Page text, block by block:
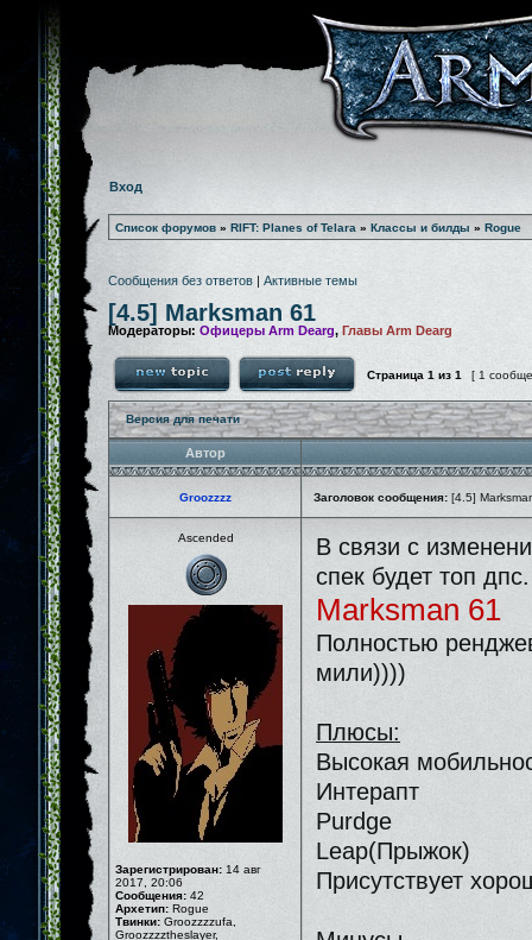
Вход
Список форумов » RIFT: Planes of Telara » Классы и билды » Rogue
Сообщения без ответов | Активные темы
[4.5] Marksman 61
Модераторы: Офицеры Arm Dearg, Главы Arm Dearg
Страница 1 из 1 [ 1
Версия для печати
Автор
Groozzzz Заголовок сообщения: [4.5]
Ascended
Зарегистрирован: 14 авг
2017, 20:06
Сообщения: 42
Архетип: Rogue
Твинки: Groozzzzufa,
Groozzzztheslayer,
В связи с
спек будет топ дпс.
Marksman 61
Полностью
мили))))
Плюсы:
Высокая
Интерапт
Purdge
Leap(Прыжок)
Присутствует